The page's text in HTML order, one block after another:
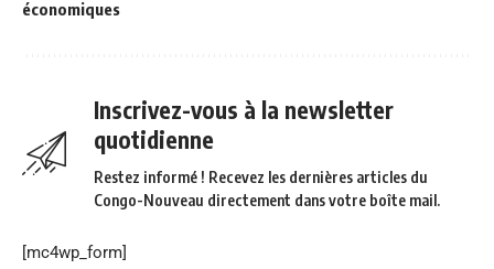
économiques
Inscrivez-vous à la newsletter
quotidienne
Restez informé ! Recevez les dernières articles du
Congo-Nouveau directement dans votre boîte mail.
[mc4wp_form]